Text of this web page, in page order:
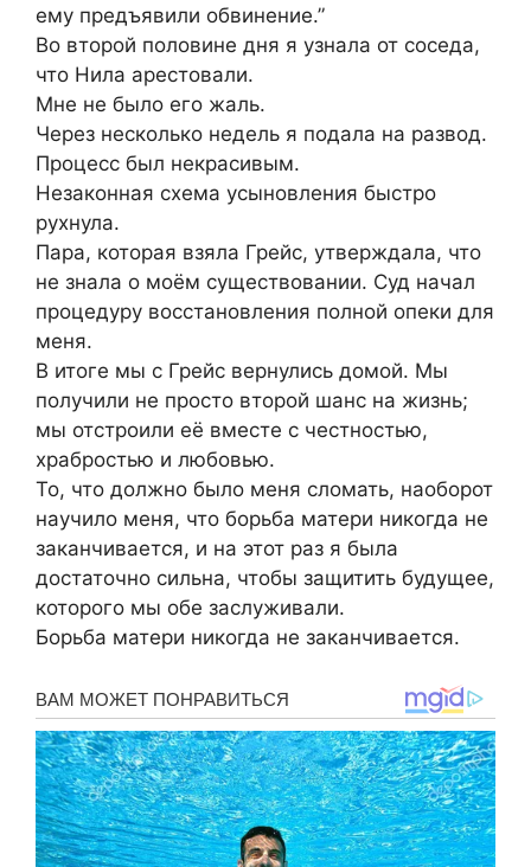
ему предъявили обвинение.”
Во второй половине дня я узнала от соседа,
что Нила арестовали.
Мне не было его жаль.
Через несколько недель я подала на развод.
Процесс был некрасивым.
Незаконная схема усыновления быстро
рухнула.
Пара, которая взяла Грейс, утверждала, что
не знала о моём существовании. Суд начал
процедуру восстановления полной опеки для
меня.
В итоге мы с Грейс вернулись домой. Мы
получили не просто второй шанс на жизнь;
мы отстроили её вместе с честностью,
храбростью и любовью.
То, что должно было меня сломать, наоборот
научило меня, что борьба матери никогда не
заканчивается, и на этот раз я была
достаточно сильна, чтобы защитить будущее,
которого мы обе заслуживали.
Борьба матери никогда не заканчивается.